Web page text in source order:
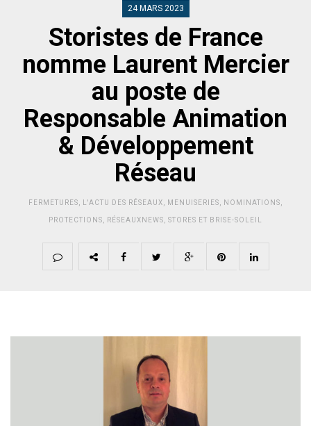
24 MARS 2023
Storistes de France
nomme Laurent Mercier
au poste de
Responsable Animation
& Développement
Réseau
FERMETURES L'ACTU DES RÉSEAUX MENUISERIES NOMINATIONS
PROTECTIONS RÉSEAUXNEWS STORES ET BRISE-SOLEIL